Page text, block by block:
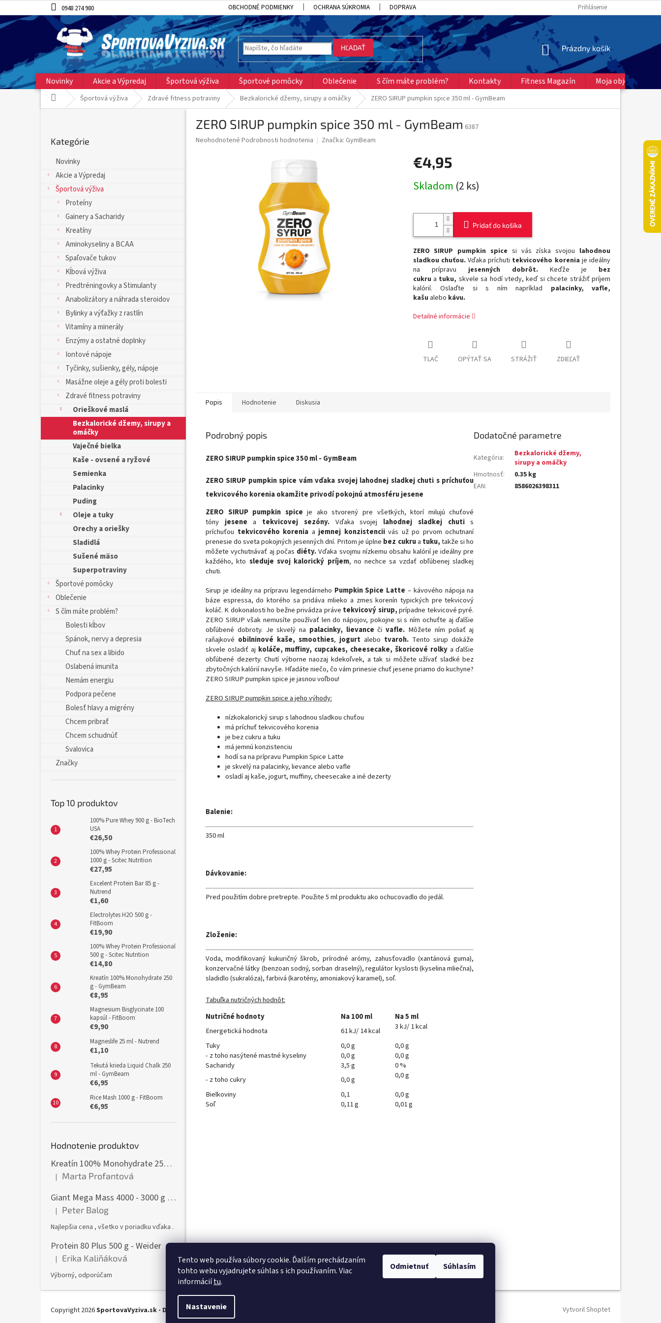
Tento web používa súbory cookie. Ďalším prechádzaním
tohto webu vyjadrujete súhlas s ich používaním. Viac
informáciítu.
Nastavenie
Odmietnuť Súhlasím
na
obsah
0948 274 980 OBCHODNÉ PODMIENKY OCHRANA SÚKROMIA DOPRAVA Prihlásenie
HĽADAŤ
NÁKUPNÝ
KOŠÍK
Prázdny košík
Novinky Akcie a Výpredaj Športová výživa Športové pomôcky Oblečenie S čím máte problém? Kontakty Fitness Magazín Moja objednávka
DomovŠportová výživa Zdravé fitness potraviny Bezkalorické džemy, sirupy a omáčky ZERO SIRUP pumpkin spice 350 ml - GymBeam
kategórie
Kategórie
Novinky
Akcie a Výpredaj
Športová výživa
Proteíny
Gainery a Sacharidy
Kreatíny
Aminokyseliny a BCAA
Spaľovače tukov
Kĺbová výživa
Predtréningovky a Stimulanty
Anabolizátory a náhrada steroidov
Bylinky a výťažky z rastlín
Vitamíny a minerály
Enzýmy a ostatné doplnky
Iontové nápoje
Tyčinky, sušienky, gély, nápoje
Masážne oleje a gély proti bolesti
Zdravé fitness potraviny
Orieškové maslá
Bezkalorické džemy, sirupy a
omáčky
Vaječné bielka
Kaše - ovsené a ryžové
Semienka
Palacinky
Puding
Oleje a tuky
Orechy a oriešky
Sladidlá
Sušené mäso
Superpotraviny
Športové pomôcky
Oblečenie
S čím máte problém?
Bolesti kĺbov
Spánok, nervy a depresia
Chuť na sex a libido
Oslabená imunita
Nemám energiu
Podpora pečene
Bolesť hlavy a migrény
Chcem pribrať
Chcem schudnúť
Svalovica
Značky
Top 10 produktov
100% Pure Whey 900 g - BioTech
USA
€26,50
100% Whey Protein Professional
1000 g - Scitec Nutrition
€27,95
Excelent Protein Bar 85 g -
Nutrend
€1,60
Electrolytes H2O 500 g -
FitBoom
€19,90
100% Whey Protein Professional
500 g - Scitec Nutrition
€14,80
Kreatín 100% Monohydrate 250
g - GymBeam
€8,95
Magnesium Bisglycinate 100
kapsúl - FitBoom
€9,90
Magneslife 25 ml - Nutrend
€1,10
Tekutá krieda Liquid Chalk 250
ml - GymBeam
€6,95
Rice Mash 1000 g - FitBoom
€6,95
Hodnotenie produktov
Kreatín 100% Monohydrate 250 g - GymBeam
Hodnotenie produktu je 5 z 5 hviezdičiek.
| Marta Profantová
Giant Mega Mass 4000 - 3000 g - Weider
Hodnotenie produktu je 5 z 5 hviezdičiek.
| Peter Balog
Najlepšia cena , všetko v poriadku vďaka .
Protein 80 Plus 500 g - Weider
Hodnotenie produktu je 5 z 5 hviezdičiek.
| Erika Kaliňáková
Výborný, odporúčam
ZERO SIRUP pumpkin spice 350 ml - GymBeam 6387
Priemerné
Neohodnotené Podrobnosti hodnotenia Značka: GymBeam
€4,95
cena:
Skladom (2 ks)
Pridať do košíka
ZERO SIRUP pumpkin spice si vás získa svojou lahodnou
sladkou chuťou. Vďaka príchuti tekvicového korenia je ideálny
na prípravujesenných dobrôt. Keďže je bez
cukru a tuku, skvele sa hodí vtedy, keď si chcete strážiť príjem
kalórií.
Oslaďte si s ním napríklad palacinky, vafle,
kašu alebo kávu.
Detailné informácie
TLAČ OPÝTAŤ SA STRÁŽIŤ ZDIEĽAŤ
Popis Hodnotenie Diskusia
Podrobný popis
ZERO SIRUP pumpkin spice 350 ml - GymBeam
ZERO SIRUP pumpkin spice vám vďaka svojej lahodnej sladkej chuti s príchuťou
tekvicového korenia okamžite privodí pokojnú atmosféru jesene
ZERO SIRUP pumpkin spiceje ako stvorený pre všetkých, ktorí milujú chuťové
tóny jesenea tekvicovej sezóny.Vďaka svojej lahodnej sladkej chutis
príchuťou tekvicového korenia a jemnej konzistenciivás už po prvom ochutnaní
prenesie do sveta pokojných jesenných dní. Pritom je úplne bez cukrua tuku,takže si ho
môžete vychutnávať aj počas diéty.Vďaka svojmu nízkemu obsahu kalórií je ideálny pre
každého, kto sleduje svoj kalorický príjem, no nechce sa vzdať obľúbenej sladkej
chuti.
Sirup je ideálny na prípravu legendárneho Pumpkin Spice Latte – kávového nápoja na
báze espressa, do ktorého sa pridáva mlieko a zmes korenín typických pre tekvicový
koláč. K dokonalosti ho bežne privádza práve tekvicový sirup,prípadne tekvicové pyré.
ZERO SIRUP však nemusíte používať len do nápojov, pokojne si s ním ochuťte aj ďalšie
obľúbené dobroty. Je skvelý na palacinky, lievance čivafle. Môžete ním poliať aj
raňajkové obilninové kaše, smoothies, jogurtalebo tvaroh. Tento sirup dokáže
skvele osladiť aj koláče, muffiny, cupcakes, cheesecake, škoricové rolkya ďalšie
obľúbené dezerty. Chutí výborne naozaj kdekoľvek, a tak si môžete užívať sladké bez
zbytočných kalórií navyše. Hľadáte niečo, čo vám prinesie chuť jesene priamo do kuchyne?
ZERO SIRUP pumpkin spice je jasnou voľbou!
ZERO SIRUP pumpkin spice a jeho výhody:
nízkokalorický sirup s lahodnou sladkou chuťou
má príchuť tekvicového korenia
je bez cukru a tuku
má jemnú konzistenciu
hodí sa na prípravu Pumpkin Spice Latte
je skvelý na palacinky, lievance alebo vafle
osladí aj kaše, jogurt, muffiny, cheesecake a iné dezerty
Balenie:
350 ml
Dávkovanie:
Pred použitím dobre pretrepte. Použite 5 ml produktu ako ochucovadlo do jedál.
Zloženie:
Voda, modifikovaný kukuričný škrob, prírodné arómy, zahusťovadlo (xantánová guma),
konzervačné látky (benzoan sodný, sorban draselný), regulátor kyslosti (kyselina mliečna),
sladidlo (sukralóza), farbivá (karotény, amoniakový karamel), soľ.
Tabuľka nutričných hodnôt:
Nutričné hodnoty
Na 100 ml
Na 5 ml
Energetická hodnota
61 kJ/ 14 kcal
3 kJ/ 1 kcal
Tuky
0,0 g
0,0 g
- z toho nasýtené mastné kyseliny
0,0 g
0,0 g
Sacharidy
3,5 g
0 %
- z toho cukry
0,0 g
0,0 g
Bielkoviny
0,1
0,0 g
Soľ
0,11 g 0,01 g
Dodatočné parametre
Kategória:
Bezkalorické džemy,
sirupy a omáčky
Hmotnosť:
0.35 kg
EAN: 8586026398311
Vytvoril Shoptet
Copyright 2026SportovaVyziva.sk - Doplnky výživy - Športová výživa